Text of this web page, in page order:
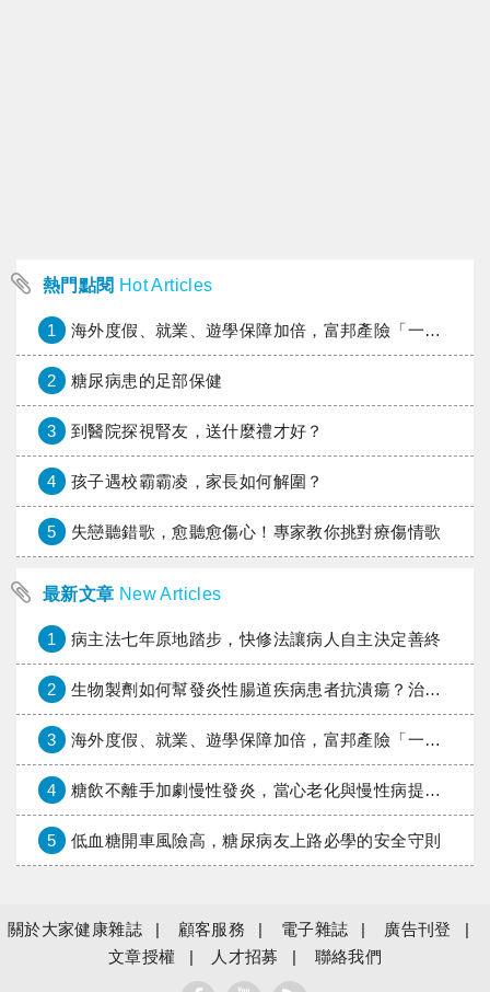
熱門點閱 Hot Articles
1 海外度假、就業、遊學保障加倍，富邦產險「一期逐夢」專案加碼遠距醫療與緊急救援
2 糖尿病患的足部保健
3 到醫院探視腎友，送什麼禮才好？
4 孩子遇校霸霸凌，家長如何解圍？
5 失戀聽錯歌，愈聽愈傷心！專家教你挑對療傷情歌
最新文章 New Articles
1 病主法七年原地踏步，快修法讓病人自主決定善終
2 生物製劑如何幫發炎性腸道疾病患者抗潰瘍？治療進展與健保給付困境一次看
3 海外度假、就業、遊學保障加倍，富邦產險「一期逐夢」專案加碼遠距醫療與緊急救援
4 糖飲不離手加劇慢性發炎，當心老化與慢性病提早報到
5 低血糖開車風險高，糖尿病友上路必學的安全守則
關於大家健康雜誌 顧客服務 電子雜誌
廣告刊登
文章授權
人才招募 聯絡我們